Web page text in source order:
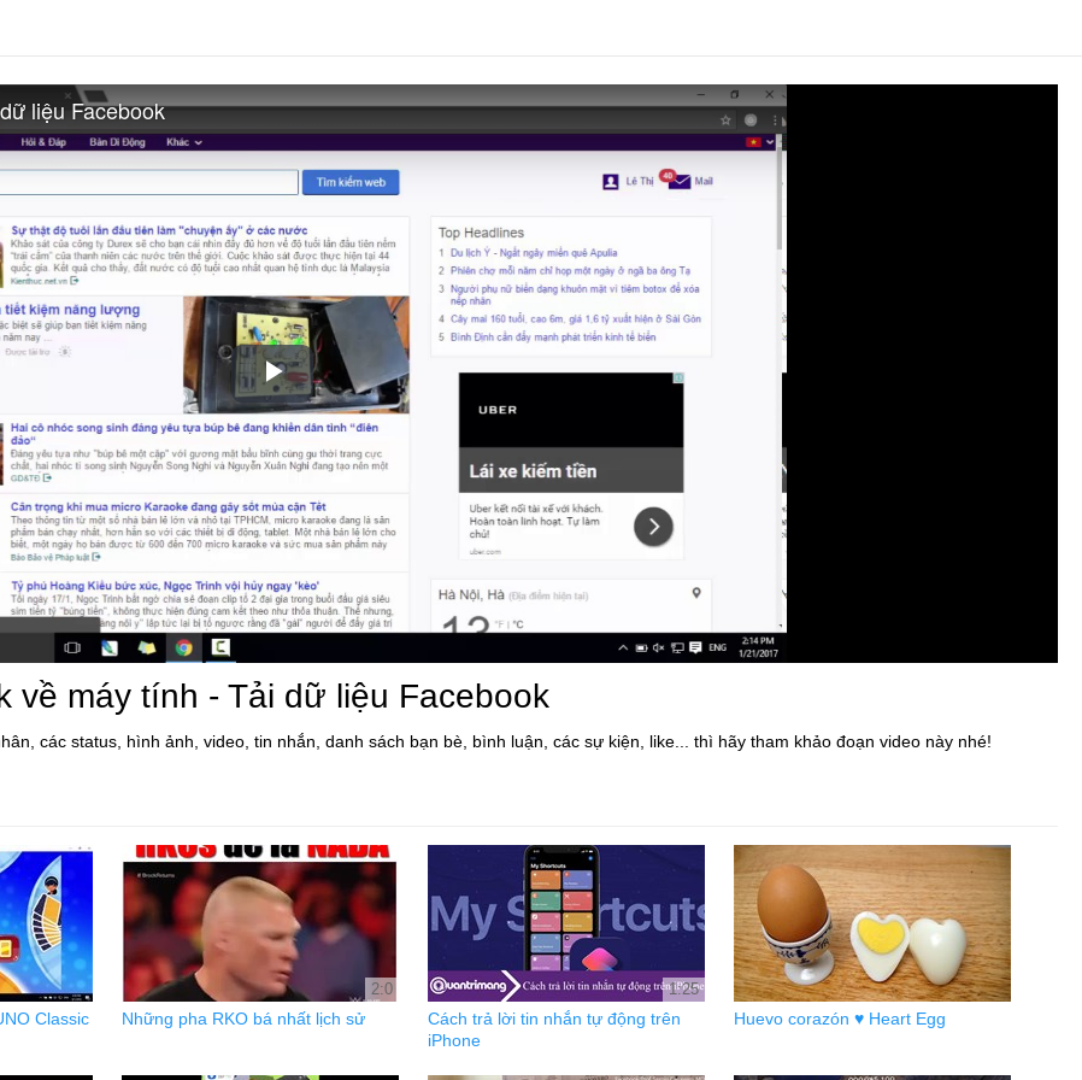
Play
Video
liệu Facebook
về máy tính - Tải dữ liệu Facebook
các status, hình ảnh, video, tin nhắn, danh sách bạn bè, bình luận, các sự kiện, like... thì hãy tham khảo đoạn video này nhé!
Classic
2:0
Những pha RKO bá nhất lịch sử
1:25
Cách trả lời tin nhắn tự động trên
iPhone
Huevo corazón ♥ Heart Egg